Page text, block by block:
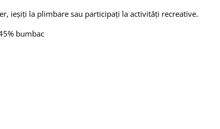
ieșiți la plimbare sau participați la activități recreative.
bumbac